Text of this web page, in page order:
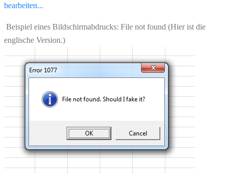
bearbeiten...
Beispiel eines Bildschirmabdrucks: File not found (Hier ist die
englische Version.)